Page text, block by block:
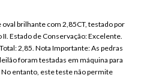
oval brilhante com 2,85CT, testado por
Estado de Conservação: Excelente.
2,85. Nota Importante: As pedras
foram testadas em máquina para
entanto, este teste não permite